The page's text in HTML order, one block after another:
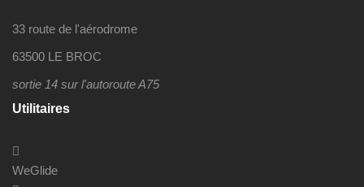
33 route de l'aérodrome
63500 LE BROC
sortie 14 sur l'autoroute A75
Utilitaires
WeGlide